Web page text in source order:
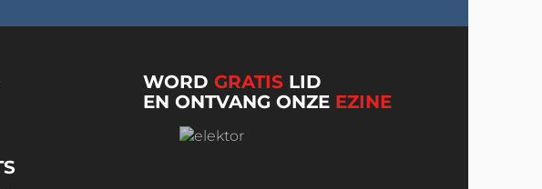
WORDGRATIS LID
EN ONTVANG ONZE EZINE